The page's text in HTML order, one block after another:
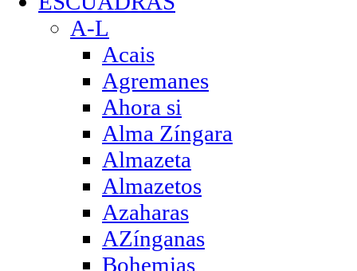
A-L
Acais
Agremanes
Ahora si
Alma Zíngara
Almazeta
Almazetos
Azaharas
AZínganas
Bohemias